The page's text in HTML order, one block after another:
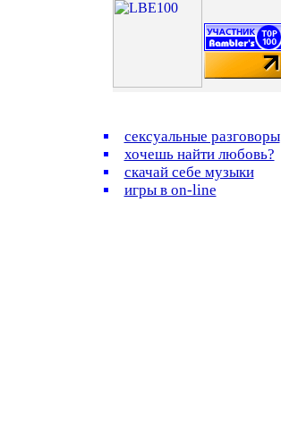
сексуальные разговоры
хочешь найти любовь?
скачай себе музыки
игры в on-line